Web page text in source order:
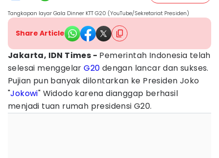
Tangkapan layar Gala Dinner KTT G20 (YouTube/Sekretariat Presiden)
Share Article
Jakarta, IDN Times - Pemerintah Indonesia telah
selesai menggelarG20 dengan lancar dan sukses.
Pujian pun banyak dilontarkan ke Presiden Joko
"Jokowi" Widodo karena dianggap berhasil
menjadi tuan rumah presidensi G20.